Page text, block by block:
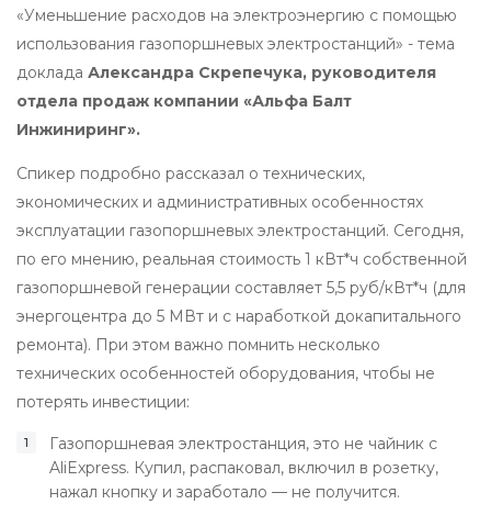
«Уменьшение расходов на электроэнергию с помощью
использования газопоршневых электростанций» - тема
доклада Александра Скрепечука, руководителя
отдела продаж компании «Альфа Балт
Инжиниринг».
Спикер подробно рассказал о технических,
экономических и административных особенностях
эксплуатации газопоршневых электростанций. Сегодня,
по его мнению, реальная стоимость 1 кВт*ч собственной
газопоршневой генерации составляет 5,5 руб/кВт*ч (для
энергоцентра до 5 МВт и с наработкой докапитального
ремонта). При этом важно помнить несколько
технических особенностей оборудования, чтобы не
потерять инвестиции:
Газопоршневая электростанция, это не чайник с
AliExpress. Купил, распаковал, включил в розетку,
нажал кнопку и заработало — не получится.